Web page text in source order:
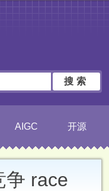
搜索
AIGC 开源
争 race